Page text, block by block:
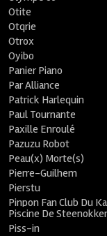
Otite
Otqrie
Otrox
Oyibo
Panier Piano
Par Alliance
Patrick Harlequin
Paul Tournante
Paxille Enroulé
Pazuzu Robot
Peau(x) Morte(s)
Pierre-Guilhem
Pierstu
Pinpon Fan Club Du
Piscine De
Piss-in